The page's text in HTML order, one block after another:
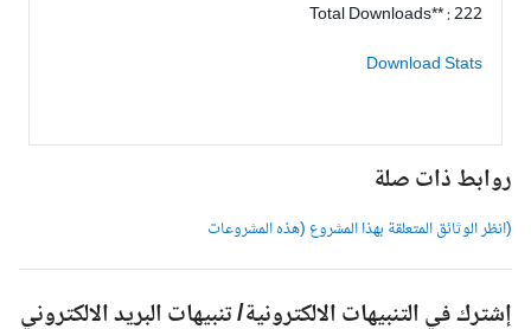
Total Downloads** : 222
Download Stats
روابط ذات صلة
(انظر الوثائق المتعلقة بهذا المشروع (هذه المشروعات
إشترك في التنبيهات الالكترونية/ تنبيهات البريد الالكتروني